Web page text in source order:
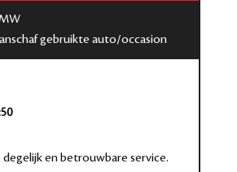
gebruikte auto/occasion
en betrouwbare service.